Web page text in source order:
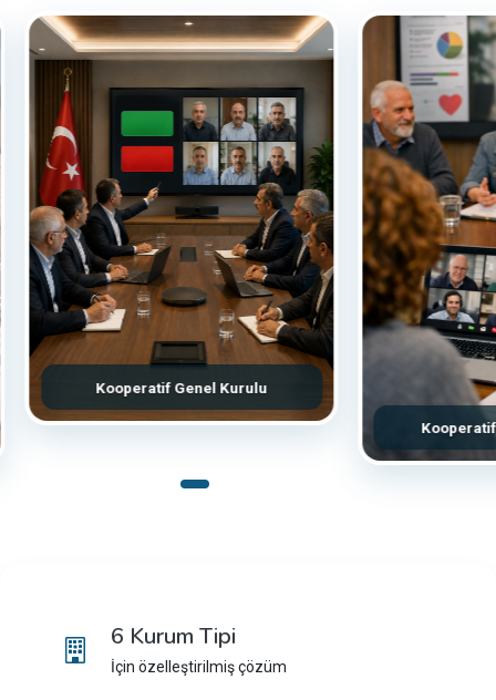
Kooperatif Genel Kurulu
Kooperatif
6 Kurum Tipi
İçin özelleştirilmiş çözüm